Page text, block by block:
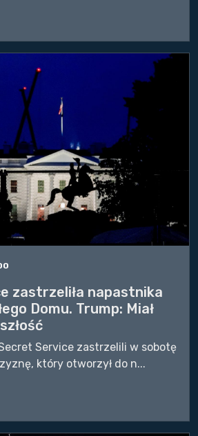
zastrzeliła napastnika
Domu. Trump: Miał
Service zastrzelili w sobotę
który otworzył do n...